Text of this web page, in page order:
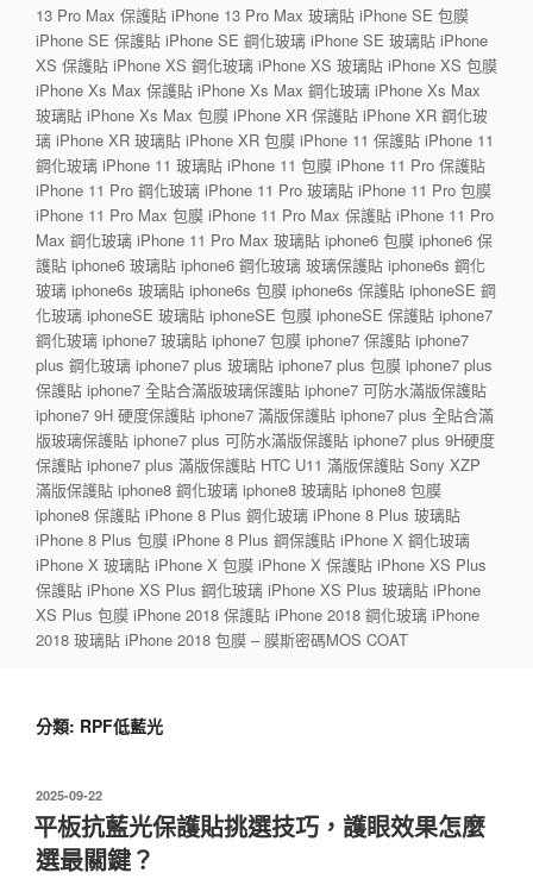
13 Pro Max 保護貼 iPhone 13 Pro Max 玻璃貼 iPhone SE 包膜
iPhone SE 保護貼 iPhone SE 鋼化玻璃 iPhone SE 玻璃貼 iPhone
XS 保護貼 iPhone XS 鋼化玻璃 iPhone XS 玻璃貼 iPhone XS 包膜
iPhone Xs Max 保護貼 iPhone Xs Max 鋼化玻璃 iPhone Xs Max
玻璃貼 iPhone Xs Max 包膜 iPhone XR 保護貼 iPhone XR 鋼化玻
璃 iPhone XR 玻璃貼 iPhone XR 包膜 iPhone 11 保護貼 iPhone 11
鋼化玻璃 iPhone 11 玻璃貼 iPhone 11 包膜 iPhone 11 Pro 保護貼
iPhone 11 Pro 鋼化玻璃 iPhone 11 Pro 玻璃貼 iPhone 11 Pro 包膜
iPhone 11 Pro Max 包膜 iPhone 11 Pro Max 保護貼 iPhone 11 Pro
Max 鋼化玻璃 iPhone 11 Pro Max 玻璃貼 iphone6 包膜 iphone6 保
護貼 iphone6 玻璃貼 iphone6 鋼化玻璃 玻璃保護貼 iphone6s 鋼化
玻璃 iphone6s 玻璃貼 iphone6s 包膜 iphone6s 保護貼 iphoneSE 鋼
化玻璃 iphoneSE 玻璃貼 iphoneSE 包膜 iphoneSE 保護貼 iphone7
鋼化玻璃 iphone7 玻璃貼 iphone7 包膜 iphone7 保護貼 iphone7
plus 鋼化玻璃 iphone7 plus 玻璃貼 iphone7 plus 包膜 iphone7 plus
保護貼 iphone7 全貼合滿版玻璃保護貼 iphone7 可防水滿版保護貼
iphone7 9H 硬度保護貼 iphone7 滿版保護貼 iphone7 plus 全貼合滿
版玻璃保護貼 iphone7 plus 可防水滿版保護貼 iphone7 plus 9H硬度
保護貼 iphone7 plus 滿版保護貼 HTC U11 滿版保護貼 Sony XZP
滿版保護貼 iphone8 鋼化玻璃 iphone8 玻璃貼 iphone8 包膜
iphone8 保護貼 iPhone 8 Plus 鋼化玻璃 iPhone 8 Plus 玻璃貼
iPhone 8 Plus 包膜 iPhone 8 Plus 鋼保護貼 iPhone X 鋼化玻璃
iPhone X 玻璃貼 iPhone X 包膜 iPhone X 保護貼 iPhone XS Plus
保護貼 iPhone XS Plus 鋼化玻璃 iPhone XS Plus 玻璃貼 iPhone
XS Plus 包膜 iPhone 2018 保護貼 iPhone 2018 鋼化玻璃 iPhone
2018 玻璃貼 iPhone 2018 包膜 – 膜斯密碼MOS COAT
分類: RPF低藍光
發
佈
於
2025-09-22
平板抗藍光保護貼挑選技巧，護眼效果怎麼
選最關鍵？